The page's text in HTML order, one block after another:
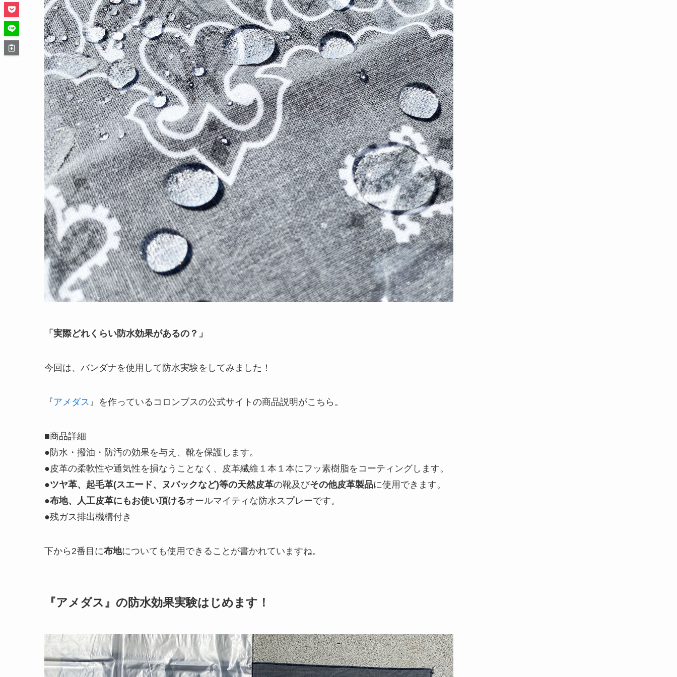
「実際どれくらい防水効果があるの？」
今回は、バンダナを使用して防水実験をしてみました！
『アメダス 』を作っているコロンブスの公式サイトの商品説明がこちら。
■商品詳細
●防水・撥油・防汚の効果を与え、靴を保護します。
●皮革の柔軟性や通気性を損なうことなく、皮革繊維１本１本にフッ素樹脂をコーティングします。
●ツヤ革、起毛革(スエード、ヌバックなど)等の天然皮革の靴及びその他皮革製品に使用できます。
●布地、人工皮革にもお使い頂けるオールマイティな防水スプレーです。
●残ガス排出機構付き
下から2番目に布地についても使用できることが書かれていますね。
『アメダス』の防水効果実験はじめます！